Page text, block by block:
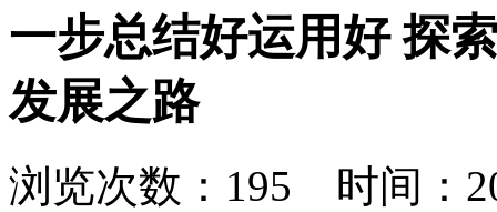
一步总结好运用好 探
发展之路
浏览次数： 195 时间：